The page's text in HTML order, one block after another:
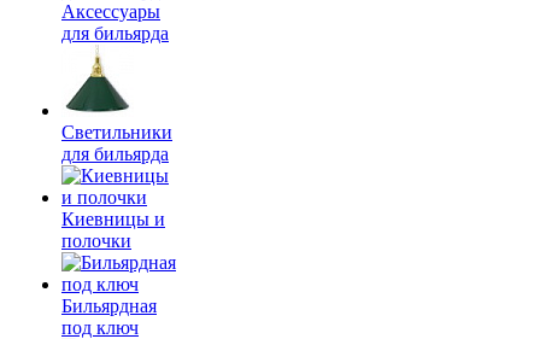
Аксессуары
для бильярда
Светильники
для бильярда
Киевницы и
полочки
Бильярдная
под ключ